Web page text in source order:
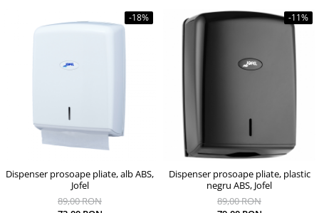
-18%
Dispenser prosoape pliate, alb ABS,
Jofel
89,00 RON
-11%
Dispenser prosoape pliate, plastic
negru ABS, Jofel
89,00 RON